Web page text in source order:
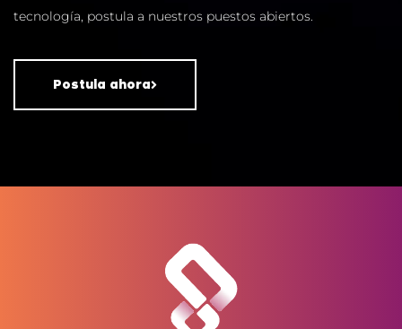
tecnología, postula a nuestros puestos abiertos.
Postula ahora